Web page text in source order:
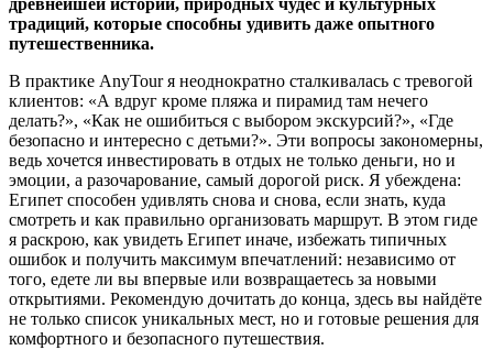
древнейшей истории, природных чудес и культурных
традиций, которые способны удивить даже опытного
путешественника.
В практике AnyTour я неоднократно сталкивалась с тревогой
клиентов: «А вдруг кроме пляжа и пирамид там нечего
делать?», «Как не ошибиться с выбором экскурсий?», «Где
безопасно и интересно с детьми?». Эти вопросы закономерны,
ведь хочется инвестировать в отдых не только деньги, но и
эмоции, а разочарование, самый дорогой риск. Я убеждена:
Египет способен удивлять снова и снова, если знать, куда
смотреть и как правильно организовать маршрут. В этом гиде
я раскрою, как увидеть Египет иначе, избежать типичных
ошибок и получить максимум впечатлений: независимо от
того, едете ли вы впервые или возвращаетесь за новыми
открытиями. Рекомендую дочитать до конца, здесь вы найдёте
не только список уникальных мест, но и готовые решения для
комфортного и безопасного путешествия.